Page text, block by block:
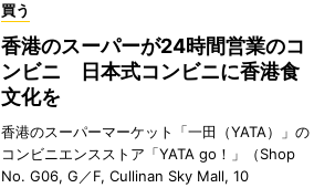
買う
香港のスーパーが24時間営業のコ
ンビニ 日本式コンビニに香港食
文化を
香港のスーパーマーケット「一田（YATA）」の
コンビニエンスストア「YATA go！」（Shop
No. G06, G／F, Cullinan Sky Mall, 10